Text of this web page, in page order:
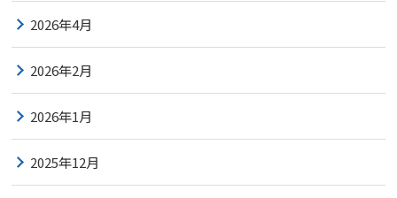
2026年4月
2026年2月
2026年1月
2025年12月